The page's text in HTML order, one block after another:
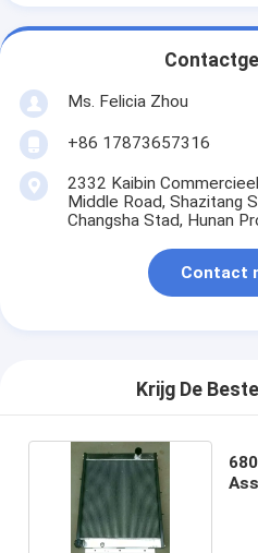
Ms. Felicia Zhou
+86 17873657316
2332 Kaibin
Middle Road, Shazitang
Changsha Stad, Hunan
Contact
Krijg De